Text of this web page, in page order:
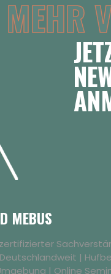
MEHR
MEBUS
zertifizierter
|
| Online